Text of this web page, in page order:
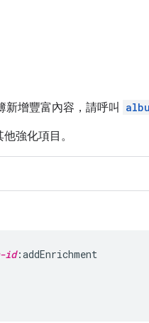
新增豐富內容，請呼叫
強化項目。
id:addEnrichment